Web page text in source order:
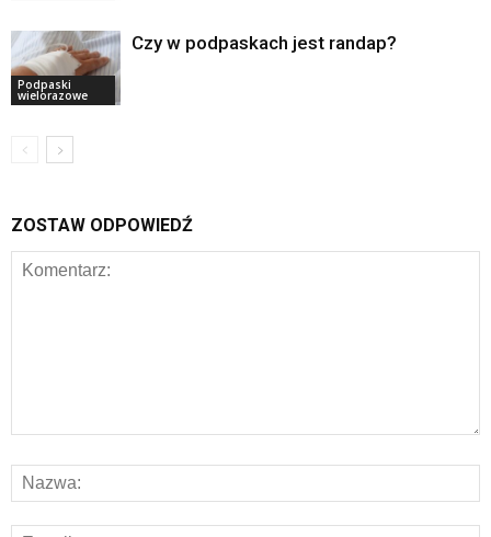
Podpaski
wielorazowe
Czy w podpaskach jest randap?
ZOSTAW ODPOWIEDŹ